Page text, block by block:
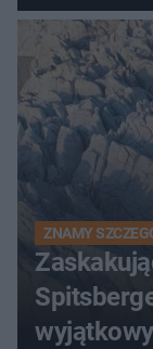
ZNAMY